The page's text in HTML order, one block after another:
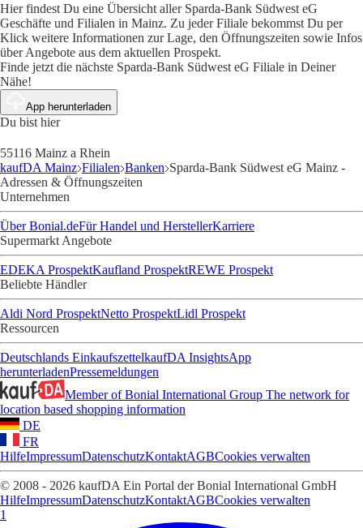
Hier findest Du eine Übersicht aller Sparda-Bank Südwest eG
Geschäfte und Filialen in Mainz. Zu jeder Filiale bekommst Du per
Klick weitere Informationen zur Lage, den Öffnungszeiten sowie Infos
über Angebote aus dem aktuellen Prospekt.
Finde jetzt die nächste Sparda-Bank Südwest eG Filiale in Deiner
Nähe!
App herunterladen
Du bist hier
55116 Mainz a Rhein
kaufDA Mainz Filialen Banken Sparda-Bank Südwest eG Mainz -
Adressen & Öffnungszeiten
Unternehmen
Über Bonial.deFür Handel und HerstellerKarriere
Supermarkt Angebote
EDEKA ProspektKaufland ProspektREWE Prospekt
Beliebte Händler
Aldi Nord ProspektNetto ProspektLidl Prospekt
Ressourcen
Deutschlands EinkaufszettelkaufDA InsightsApp
herunterladenPressemeldungen
Member of Bonial International Group The network for
location based shopping information
DE
FR
HilfeImpressumDatenschutzKontaktAGBCookies verwalten
© 2008 - 2026 kaufDA Ein Portal der Bonial International GmbH
HilfeImpressumDatenschutzKontaktAGBCookies verwalten
1